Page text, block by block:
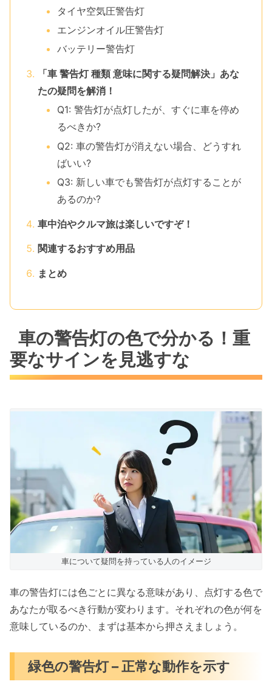
タイヤ空気圧警告灯
エンジンオイル圧警告灯
バッテリー警告灯
「車 警告灯 種類 意味に関する疑問解決」あな
たの疑問を解消！
Q1: 警告灯が点灯したが、すぐに車を停め
るべきか?
Q2: 車の警告灯が消えない場合、どうすれ
ばいい?
Q3: 新しい車でも警告灯が点灯することが
あるのか?
車中泊やクルマ旅は楽しいですぞ！
関連するおすすめ用品
まとめ
車の警告灯の色で分かる！重
要なサインを見逃すな
車について疑問を持っている人のイメージ
車の警告灯には色ごとに異なる意味があり、点灯する色で
あなたが取るべき行動が変わります。それぞれの色が何を
意味しているのか、まずは基本から押さえましょう。
緑色の警告灯 – 正常な動作を示す